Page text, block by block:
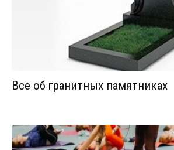
Все об гранитных памятниках